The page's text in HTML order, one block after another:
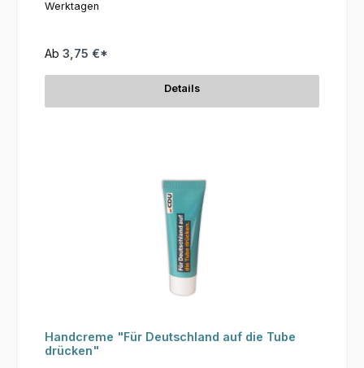
Werktagen
Ab 3,75 €*
Details
Handcreme "Für Deutschland auf die Tube
drücken"